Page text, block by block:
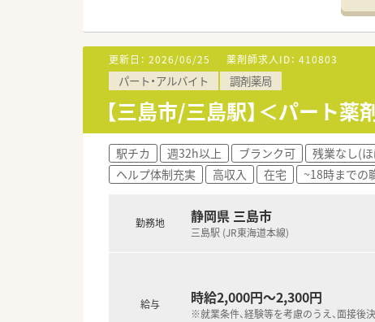
■在宅や教育等の専門性を活か
■その他にも、管理部門や商品部
■在宅実施店舗は年々増加してお
■育児休暇は3歳まで取得が可能
■年間休日が120日とワークライ
■日用品から常備薬まで、従業員
更新日： 2026/06/25 薬剤師求人ID： 410803
パート・アルバイト 調剤薬局
【三島市/三島駅】＜パート
駅チカ 週32h以上 ブランク可 残業なし(
ヘルプ体制充実
高収入 在宅 ~18時までの
勤務地 静岡県 三島市
三島駅 (JR東海道本線)
給与 時給2,000円～2,300円
※就業条件、経験等を考慮のうえ、面接後決